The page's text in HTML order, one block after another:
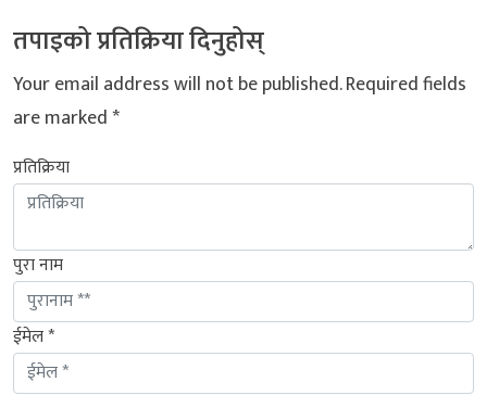
तपाइको प्रतिक्रिया दिनुहोस्
Your email address will not be published.Required fields
are marked*
प्रतिक्रिया
पुरा नाम
ईमेल *